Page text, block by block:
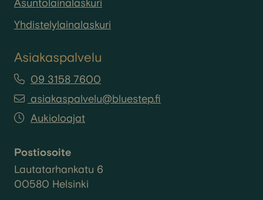
Asuntolainalaskuri
Yhdistelylainalaskuri
Asiakaspalvelu
09 3158 7600
asiakaspalvelu@bluestep.fi
Aukioloajat
Postiosoite
Lautatarhankatu 6
00580 Helsinki